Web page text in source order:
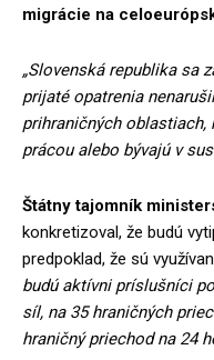
migrácie na
„Slovenská republika sa
prijaté opatrenia
prihraničných oblastiach,
prácou alebo bývajú v
Štátny tajomník
konkretizoval, že budú
predpoklad, že sú
budú aktívni príslušníci
síl, na 35 hraničných
hraničný priechod na 24